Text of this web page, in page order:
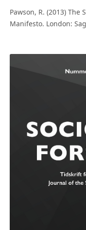
Pawson, R. (2013) The
Manifesto. London: